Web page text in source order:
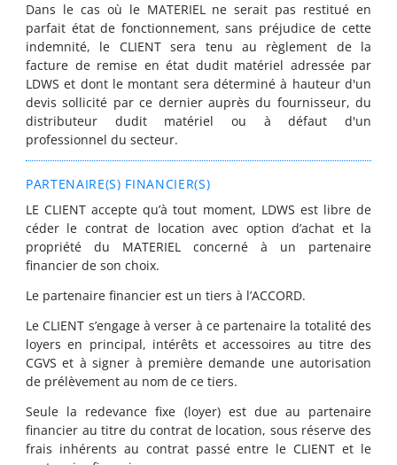
Dans le cas où le MATERIEL ne serait pas restitué en
parfait état de fonctionnement, sans préjudice de cette
indemnité, le CLIENT sera tenu au règlement de la
facture de remise en état dudit matériel adressée par
LDWS et dont le montant sera déterminé à hauteur d'un
devis sollicité par ce dernier auprès du fournisseur, du
distributeur dudit matériel ou à défaut d'un
professionnel du secteur.
PARTENAIRE(S) FINANCIER(S)
LE CLIENT accepte qu’à tout moment, LDWS est libre de
céder le contrat de location avec option d’achat et la
propriété du MATERIEL concerné à un partenaire
financier de son choix.
Le partenaire financier est un tiers à l’ACCORD.
Le CLIENT s’engage à verser à ce partenaire la totalité des
loyers en principal, intérêts et accessoires au titre des
CGVS et à signer à première demande une autorisation
de prélèvement au nom de ce tiers.
Seule la redevance fixe (loyer) est due au partenaire
financier au titre du contrat de location, sous réserve des
frais inhérents au contrat passé entre le CLIENT et le